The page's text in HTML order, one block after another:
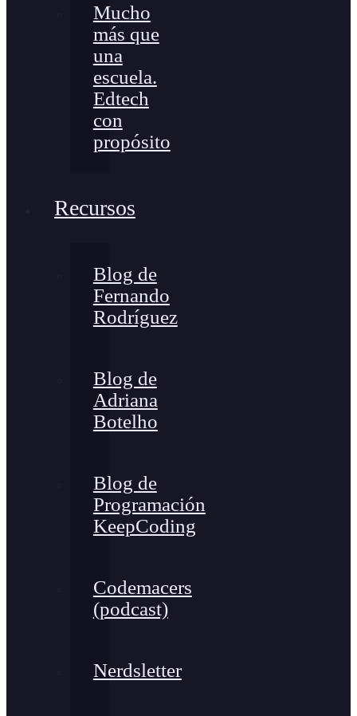
Mucho
más que
una
escuela.
Edtech
con
propósito
Recursos
Blog de
Fernando
Rodríguez
Blog de
Adriana
Botelho
Blog de
Programación
KeepCoding
Codemacers
(podcast)
Nerdsletter